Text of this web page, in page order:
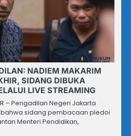
NADIEM MAKARIM
SIDANG DIBUKA
LIVE STREAMING
– Pengadilan Negeri Jakarta
sidang pembacaan pledoi
Menteri Pendidikan,